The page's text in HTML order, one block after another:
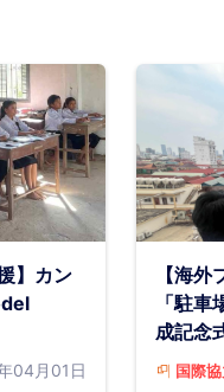
】カン
04月01日
【海
「駐
成記念
国際